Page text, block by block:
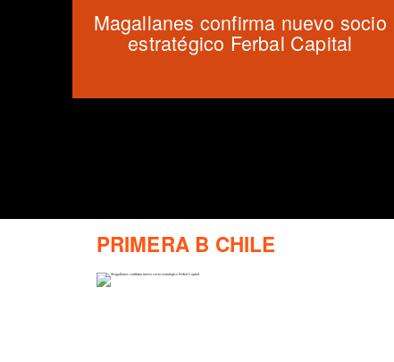
Magallanes confirma nuevo socio
estratégico Ferbal Capital
PRIMERA B CHILE